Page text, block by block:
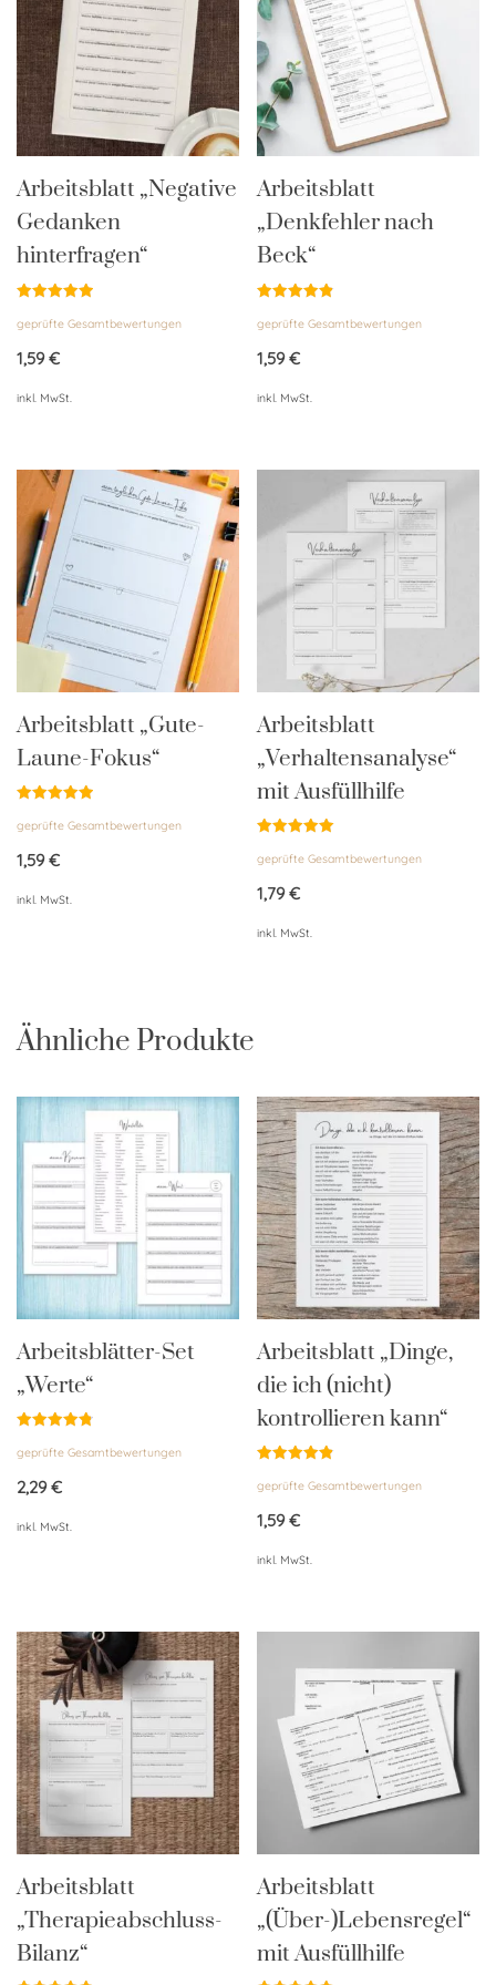
Arbeitsblatt „Negative
Gedanken
hinterfragen“
mit
von 5
geprüfte Gesamtbewertungen
1,59€
inkl. MwSt.
Arbeitsblatt
„Denkfehler nach
Beck“
mit
von 5
geprüfte Gesamtbewertungen
1,59€
inkl. MwSt.
Arbeitsblatt „Gute-
Laune-Fokus“
mit
von 5
geprüfte Gesamtbewertungen
1,59€
inkl. MwSt.
Arbeitsblatt
„Verhaltensanalyse“
mit Ausfüllhilfe
mit
von 5
geprüfte Gesamtbewertungen
1,79€
inkl. MwSt.
Ähnliche Produkte
Arbeitsblätter-Set
„Werte“
mit
von 5
geprüfte Gesamtbewertungen
2,29€
inkl. MwSt.
Arbeitsblatt „Dinge,
die ich (nicht)
kontrollieren kann“
mit
von 5
geprüfte Gesamtbewertungen
1,59€
inkl. MwSt.
Arbeitsblatt
„Therapieabschluss-
Bilanz“
Arbeitsblatt
„(Über-)Lebensregel“
mit Ausfüllhilfe